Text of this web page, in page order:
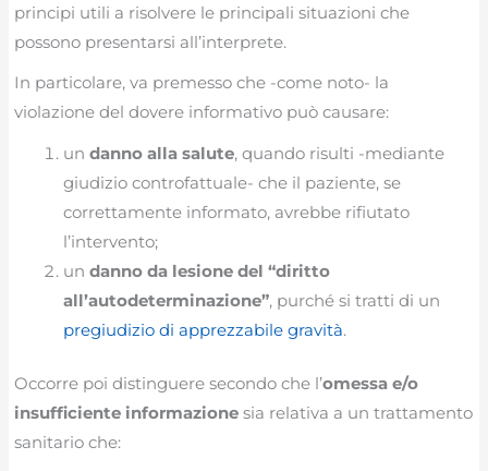
principi utili a risolvere le principali situazioni che
possono presentarsi all’interprete.
In particolare, va premesso che -come noto- la
violazione del dovere informativo può causare:
undanno alla salute, quando risulti -mediante
giudizio controfattuale- che il paziente, se
correttamente informato, avrebbe rifiutato
l’intervento;
undanno da lesione del “diritto
all’autodeterminazione”, purché si tratti di un
pregiudizio di apprezzabile gravità.
Occorre poi distinguere secondo che l’omessa e/o
insufficiente informazione sia relativa a un trattamento
sanitario che: